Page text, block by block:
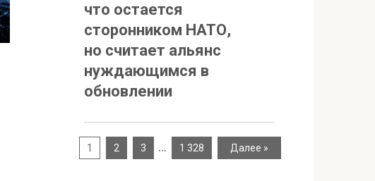
что остается
сторонником НАТО,
но считает альянс
нуждающимся в
обновлении
1 2 3 … 1 328 Далее »